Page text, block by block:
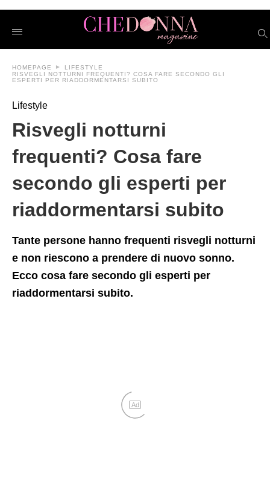
/risvegli-
frequenti-
fare-
secondo-
per-
subito/amp/
HOMEPAGE
LIFESTYLE
RISVEGLI NOTTURNI FREQUENTI? COSA FARE SECONDO GLI
ESPERTI PER RIADDORMENTARSI SUBITO
Lifestyle
Risvegli notturni
frequenti? Cosa fare
secondo gli esperti per
riaddormentarsi subito
Tante persone hanno frequenti risvegli notturni
e non riescono a prendere di nuovo sonno.
Ecco cosa fare secondo gli esperti per
riaddormentarsi subito.
Ad